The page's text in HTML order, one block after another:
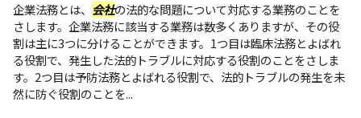
企業法務とは、 会社の法的な問題について対応する業務のことを
さします。企業法務に該当する業務は数多くありますが、その役
割は主に3つに分けることができます。1つ目は臨床法務とよばれ
る役割で、発生した法的トラブルに対応する役割のことをさしま
す。2つ目は予防法務とよばれる役割で、法的トラブルの発生を未
然に防ぐ役割のことを...